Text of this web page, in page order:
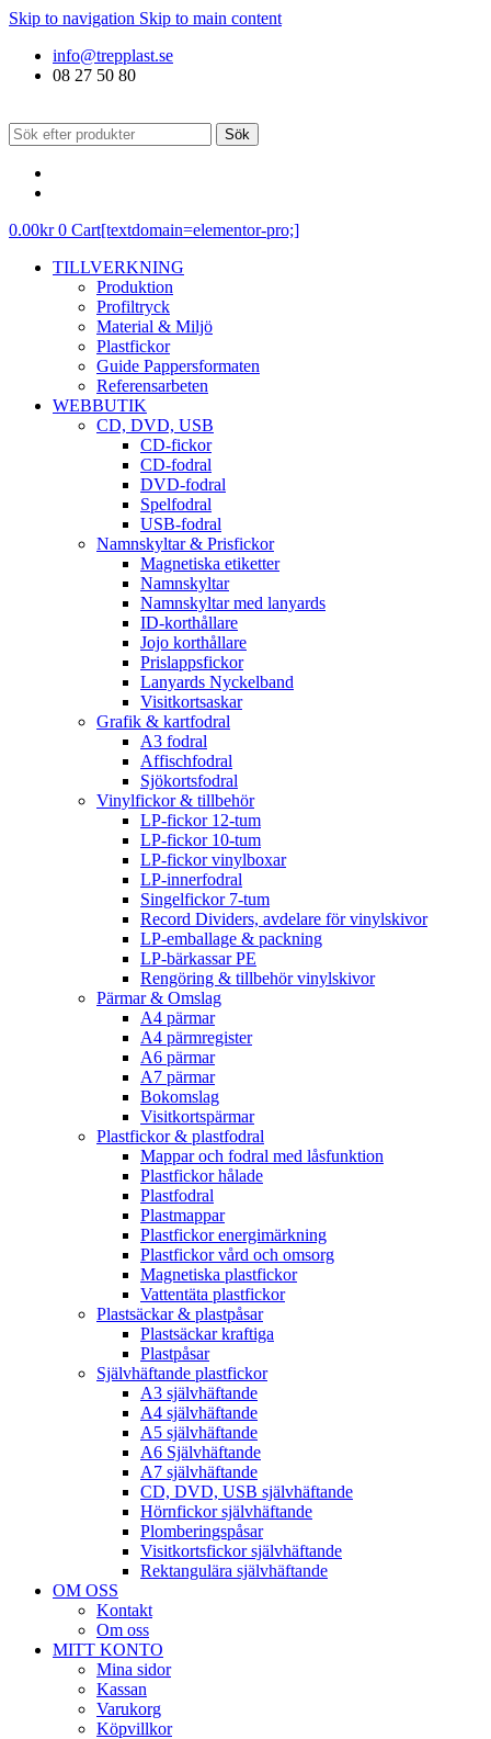
Skip to navigation Skip to main content
info@trepplast.se
08 27 50 80
Sök
0.00kr 0 Cart[textdomain=elementor-pro;]
TILLVERKNING
Produktion
Profiltryck
Material & Miljö
Plastfickor
Guide Pappersformaten
Referensarbeten
WEBBUTIK
CD, DVD, USB
CD-fickor
CD-fodral
DVD-fodral
Spelfodral
USB-fodral
Namnskyltar & Prisfickor
Magnetiska etiketter
Namnskyltar
Namnskyltar med lanyards
ID-korthållare
Jojo korthållare
Prislappsfickor
Lanyards Nyckelband
Visitkortsaskar
Grafik & kartfodral
A3 fodral
Affischfodral
Sjökortsfodral
Vinylfickor & tillbehör
LP-fickor 12-tum
LP-fickor 10-tum
LP-fickor vinylboxar
LP-innerfodral
Singelfickor 7-tum
Record Dividers, avdelare för vinylskivor
LP-emballage & packning
LP-bärkassar PE
Rengöring & tillbehör vinylskivor
Pärmar & Omslag
A4 pärmar
A4 pärmregister
A6 pärmar
A7 pärmar
Bokomslag
Visitkortspärmar
Plastfickor & plastfodral
Mappar och fodral med låsfunktion
Plastfickor hålade
Plastfodral
Plastmappar
Plastfickor energimärkning
Plastfickor vård och omsorg
Magnetiska plastfickor
Vattentäta plastfickor
Plastsäckar & plastpåsar
Plastsäckar kraftiga
Plastpåsar
Självhäftande plastfickor
A3 självhäftande
A4 självhäftande
A5 självhäftande
A6 Självhäftande
A7 självhäftande
CD, DVD, USB självhäftande
Hörnfickor självhäftande
Plomberingspåsar
Visitkortsfickor självhäftande
Rektangulära självhäftande
OM OSS
Kontakt
Om oss
MITT KONTO
Mina sidor
Kassan
Varukorg
Köpvillkor